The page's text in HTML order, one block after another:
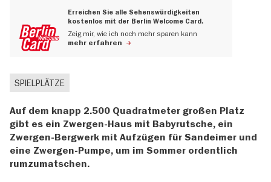
Erreichen Sie alle Sehenswürdigkeiten
kostenlos mit der Berlin Welcome Card.
Zeig mir, wie ich noch mehr sparen kann
mehr erfahren
SPIELPLÄTZE
Auf dem knapp 2.500 Quadratmeter großen Platz
gibt es ein Zwergen-Haus mit Babyrutsche, ein
Zwergen-Bergwerk mit Aufzügen für Sandeimer und
eine Zwergen-Pumpe, um im Sommer ordentlich
rumzumatschen.